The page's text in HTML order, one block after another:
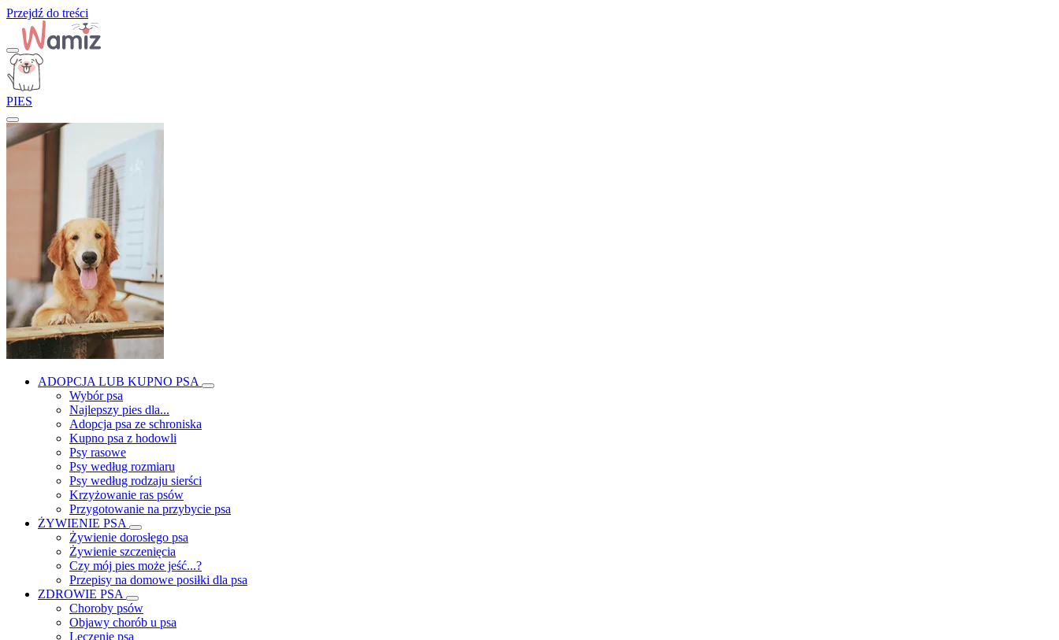
Przejdź do treści
PIES
ADOPCJA LUB KUPNO PSA
Wybór psa
Najlepszy pies dla...
Adopcja psa ze schroniska
Kupno psa z hodowli
Psy rasowe
Psy według rozmiaru
Psy według rodzaju sierści
Krzyżowanie ras psów
Przygotowanie na przybycie psa
ŻYWIENIE PSA
Żywienie dorosłego psa
Żywienie szczenięcia
Czy mój pies może jeść...?
Przepisy na domowe posiłki dla psa
ZDROWIE PSA
Choroby psów
Objawy chorób u psa
Leczenie psa